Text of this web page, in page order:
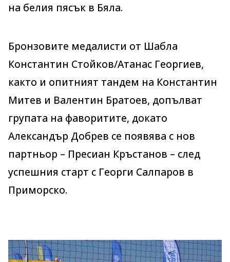
на белия пясък в Бяла.
Бронзовите медалисти от Шабла
Константин Стойков/Атанас Георгиев,
както и опитният тандем на Константин
Митев и Валентин Братоев, допълват
групата на фаворитите, докато
Александър Добрев се появява с нов
партньор – Пресиан Кръстанов – след
успешния старт с Георги Салпаров в
Приморско.